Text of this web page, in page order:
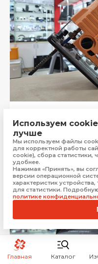
Главная Каталог
Симферополь
Бонус:30 баллов
1 499 ₽
Акция Хит Новинка
Используем
лучше
Мы используем файлы
для корректной работы
cookie), сбора статистики,
удобнее.
Нажимая «Принять», вы
версии операционной
характеристик
для статистики.
политике